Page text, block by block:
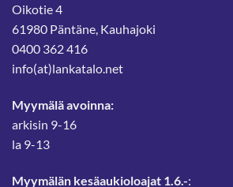
Oikotie 4
61980 Päntäne, Kauhajoki
0400 362 416
info(at)lankatalo.net
Myymälä avoinna:
arkisin 9-16
la 9-13
Myymälän kesäaukioloajat 1.6.-: